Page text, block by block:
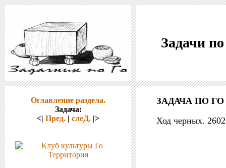
Задачи
Оглавление раздела.
Задача:
<| Пред. | слеД. |>
ЗАДАЧА ПО ГО
Ход черных.